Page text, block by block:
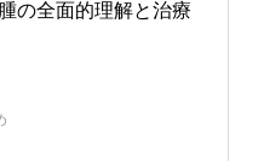
の全面的理解と治療